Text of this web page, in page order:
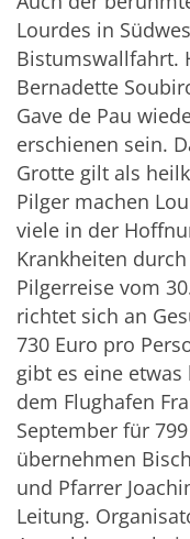
Lourdes in
Bistumswallfahrt.
Bernadette
Gave de Pau
erschienen sein.
Grotte gilt als
Pilger machen
viele in der
Krankheiten
Pilgerreise vom
richtet sich an
730 Euro pro
gibt es eine etwas
dem Flughafen
September für
übernehmen
und Pfarrer
Leitung.